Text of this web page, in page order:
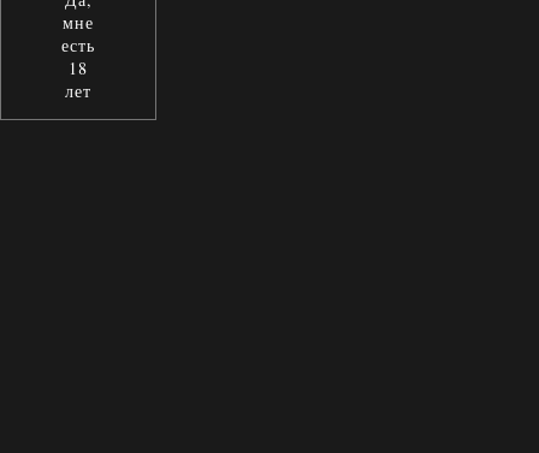
мне
есть
18
лет